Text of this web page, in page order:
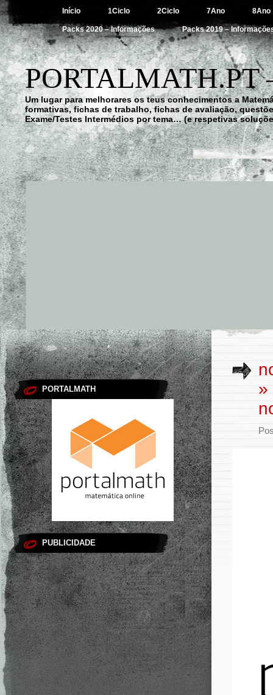
Início 1Ciclo 2Ciclo 7Ano 8Ano
Packs 2020 – Informações Packs 2019 –
Um lugar para melhorares os teus conhecimentos a
formativas, fichas de trabalho, fichas de avaliação,
Exame/Testes Intermédios por tema… (e respetivas
PORTALMATH
PUBLICIDADE
»